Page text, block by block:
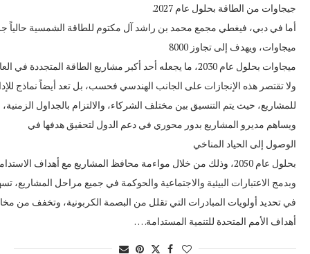
جيجاوات من الطاقة بحلول عام 2027.
ميجاوات، ويهدف إلى تجاوز 8000
ميجاوات بحلول عام 2030، ما يجعله أحد أكبر مشاريع الطاقة المتجددة في
ولا تقتصر هذه الإنجازات على الجانب الهندسي فحسب، بل تعد أيضاً نماذج
للمشاريع، حيث يتم التنسيق بين مختلف الشركاء، والالتزام بالجداول
ويساهم مديرو المشاريع بدور محوري في دعم الدول لتحقيق هدفها في
الوصول إلى الحياد المناخي
بحلول عام 2050، وذلك من خلال مواءمة محافظ المشاريع مع أهداف
وبدمج الاعتبارات البيئية والاجتماعية والحوكمة في جميع مراحل المشاريع،
في تحديد أولويات المبادرات التي تقلل من البصمة الكربونية، وتخفف من
أهداف الأمم المتحدة للتنمية المستدامة. …